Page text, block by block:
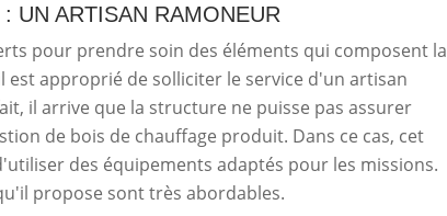
UN ARTISAN RAMONEUR
pour prendre soin des éléments qui composent la
est approprié de solliciter le service d'un artisan
il arrive que la structure ne puisse pas assurer
de bois de chauffage produit. Dans ce cas, cet
des équipements adaptés pour les missions.
propose sont très abordables.